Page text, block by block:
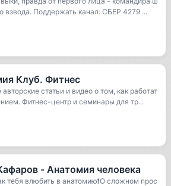
взвода. Поддержать канал: СБЕР 4279 ...
Клуб. Фитнес
статьи и видео о том, как работат
Фитнес-центр и семинары для тр...
- Анатомия человека
тебя влюбить в анатомию❗️О сложном прос